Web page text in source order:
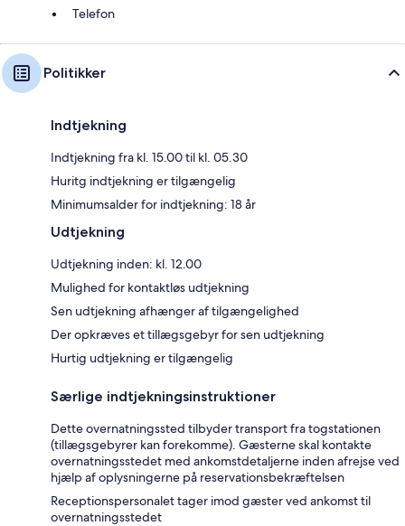
Telefon
Politikker
Indtjekning
Indtjekning fra kl. 15.00 til kl. 05.30
Huritg indtjekning er tilgængelig
Minimumsalder for indtjekning: 18 år
Udtjekning
Udtjekning inden: kl. 12.00
Mulighed for kontaktløs udtjekning
Sen udtjekning afhænger af tilgængelighed
Der opkræves et tillægsgebyr for sen udtjekning
Hurtig udtjekning er tilgængelig
Særlige indtjekningsinstruktioner
Dette overnatningssted tilbyder transport fra togstationen
(tillægsgebyrer kan forekomme). Gæsterne skal kontakte
overnatningsstedet med ankomstdetaljerne inden afrejse ved
hjælp af oplysningerne på reservationsbekræftelsen
Receptionspersonalet tager imod gæster ved ankomst til
overnatningsstedet